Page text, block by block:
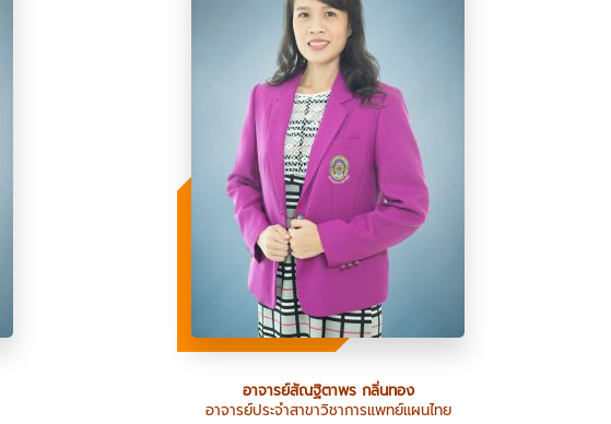
อาจารย์สัณฐิตาพร กลิ่นทอง
อาจารย์ประจำสาขาวิชาการแพทย์แผนไทย